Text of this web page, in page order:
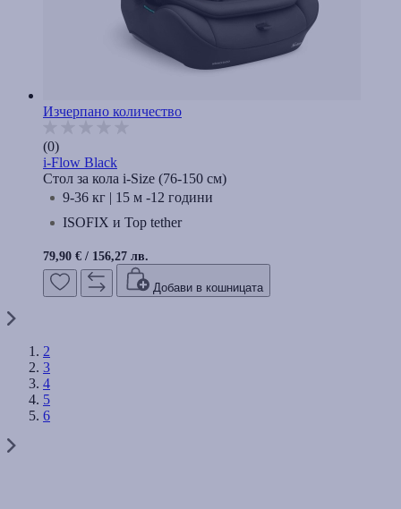
Изчерпано количество
(0)
i-Flow Black
Стол за кола i-Size (76-150 cм)
9-36 кг | 15 м -12 години
ISOFIX и Top tether
79,90 € / 156,27 лв.
Добави в кошницата
2
3
4
5
6